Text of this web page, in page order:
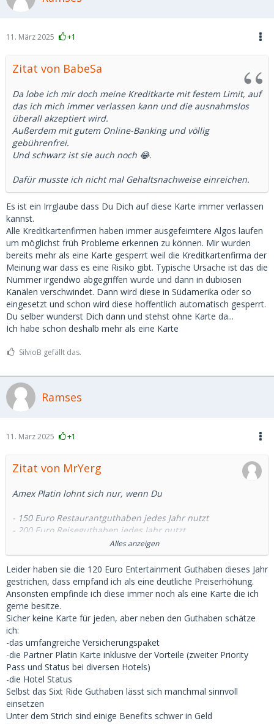
11. März 2025 +1
Zitat von BabeSa
Da lobe ich mir doch meine Kreditkarte mit festem Limit, auf
das ich mich immer verlassen kann und die ausnahmslos
überall akzeptiert wird.
Außerdem mit gutem Online-Banking und völlig
gebührenfrei.
Und schwarz ist sie auch noch 😂.
Dafür musste ich nicht mal Gehaltsnachweise einreichen.
Es ist ein Irrglaube dass Du Dich auf diese Karte immer verlassen
kannst.
Alle Kreditkartenfirmen haben immer ausgefeimtere Algos laufen
um möglichst früh Probleme erkennen zu können. Mir wurden
bereits mehr als eine Karte gesperrt weil die Kreditkartenfirma der
Meinung war dass es eine Risiko gibt. Typische Ursache ist das die
Nummer irgendwo abgegriffen wurde und dann in dubiosen
Kanälen verschwindet. Dann wird diese in Südamerika oder so
eingesetzt und schon wird diese hoffentlich automatisch gesperrt.
Du selber wunderst Dich dann und stehst ohne Karte da...
Ich habe schon deshalb mehr als eine Karte
SilvioB gefällt das.
Ramses
11. März 2025 +1
Zitat von MrYerg
Amex Platin lohnt sich nur, wenn Du
- 150 Euro Restaurantguthaben jedes Jahr nutzt
- 200 Euro Reiseguthaben jedes Jahr nutzt
und dann noch einen Nutzen über Deals/Offers, die Credits
oder den Zugang zu Flughafen-Lounges hast.
Meine Faustregel ist: Mit den Credits für den Umsatz bin ich
immer im Plus wenn ich die genannten 350 in Anspruch
nehme.
Alles anzeigen
Leider haben sie die 120 Euro Entertainment Guthaben dieses Jahr
gestrichen, dass empfand ich als eine deutliche Preiserhöhung.
Ansonsten empfinde ich diese immer noch als eine Karte die ich
gerne besitze.
Sicher keine Karte für jeden, aber neben den Guthaben schätze
ich:
-das umfangreiche Versicherungspaket
-die Partner Platin Karte inklusive der Vorteile (zweiter Priority
Pass und Status bei diversen Hotels)
-die Hotel Status
Selbst das Sixt Ride Guthaben lässt sich manchmal sinnvoll
einsetzen
Unter dem Strich sind einige Benefits schwer in Geld